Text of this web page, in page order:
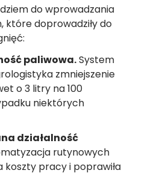
do wprowadzania
które doprowadziły do
paliwowa.System
zmniejszenie
o 3 litry na 100
niektórych
działalność
rutynowych
koszty pracy i poprawiła